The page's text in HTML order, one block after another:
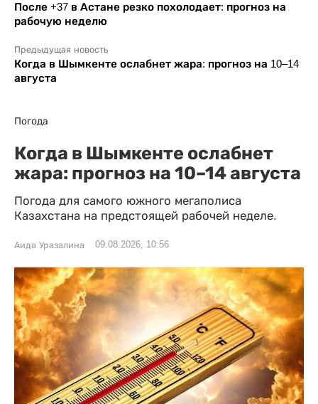
После +37 в Астане резко похолодает: прогноз на
рабочую неделю
Предыдущая новость
Когда в Шымкенте ослабнет жара: прогноз на 10–14
августа
Погода
Когда в Шымкенте ослабнет
жара: прогноз на 10–14 августа
Погода для самого южного мегаполиса
Казахстана на предстоящей рабочей неделе.
Аида Уразалина 09.08.2026, 10:56